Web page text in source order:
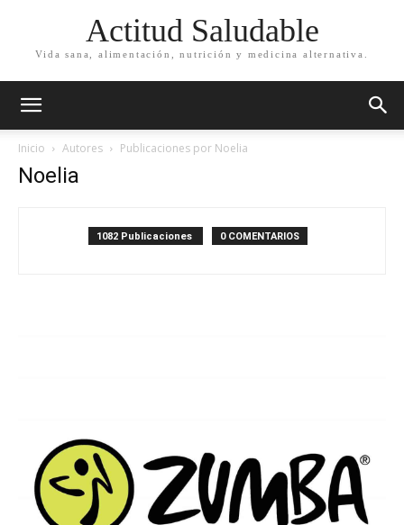
Actitud Saludable
Vida sana, alimentación, nutrición y medicina alternativa.
Inicio Autores Publicaciones por Noelia
Noelia
1082 Publicaciones 0 COMENTARIOS